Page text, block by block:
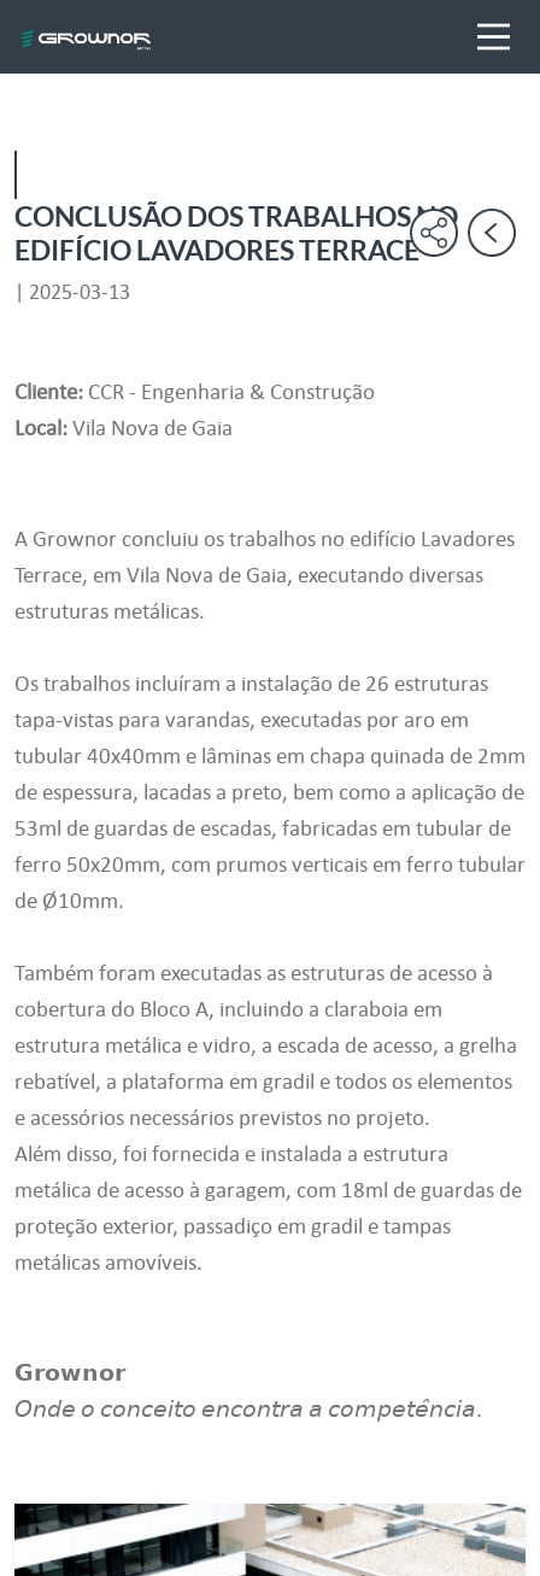
CONCLUSÃO DOS TRABALHOS NO
EDIFÍCIO LAVADORES TERRACE
| 2025-03-13
Cliente: CCR - Engenharia & Construção
Local:Vila Nova de Gaia
A Grownor concluiu os trabalhos no edifício Lavadores
Terrace, em Vila Nova de Gaia, executando diversas
estruturas metálicas.
Os trabalhos incluíram a instalação de 26 estruturas
tapa-vistas para varandas, executadas por aro em
tubular 40x40mm e lâminas em chapa quinada de 2mm
de espessura, lacadas a preto, bem como a aplicação de
53ml de guardas de escadas, fabricadas em tubular de
ferro 50x20mm, com prumos verticais em ferro tubular
de Ø10mm.
Também foram executadas as estruturas de acesso à
cobertura do Bloco A, incluindo a claraboia em
estrutura metálica e vidro, a escada de acesso, a grelha
rebatível, a plataforma em gradil e todos os elementos
e acessórios necessários previstos no projeto.
Além disso, foi fornecida e instalada a estrutura
metálica de acesso à garagem, com 18ml de guardas de
proteção exterior, passadiço em gradil e tampas
metálicas amovíveis.
𝗚𝗿𝗼𝘄𝗻𝗼𝗿
𝘖𝘯𝘥𝘦 𝘰 𝘤𝘰𝘯𝘤𝘦𝘪𝘵𝘰 𝘦𝘯𝘤𝘰𝘯𝘵𝘳𝘢 𝘢 𝘤𝘰𝘮𝘱𝘦𝘵𝘦̂𝘯𝘤𝘪𝘢.